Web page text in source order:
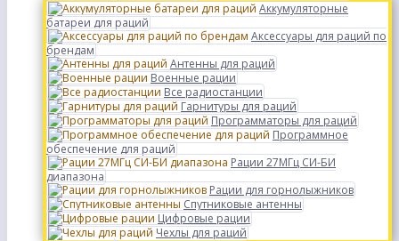
Аккумуляторные
батареи для раций
Аксессуары для раций по
брендам
Антенны для раций
Военные рации
Все радиостанции
Гарнитуры для раций
Программаторы для раций
Программное
обеспечение для раций
Рации 27МГц СИ-БИ
диапазона
Рации для горнолыжников
Спутниковые антенны
Цифровые рации
Чехлы для раций